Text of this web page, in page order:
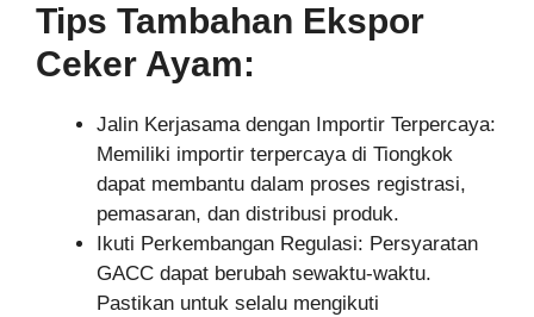
Tips Tambahan Ekspor
Ceker Ayam:
Jalin Kerjasama dengan Importir Terpercaya:
Memiliki importir terpercaya di Tiongkok
dapat membantu dalam proses registrasi,
pemasaran, dan distribusi produk.
Ikuti Perkembangan Regulasi: Persyaratan
GACC dapat berubah sewaktu-waktu.
Pastikan untuk selalu mengikuti